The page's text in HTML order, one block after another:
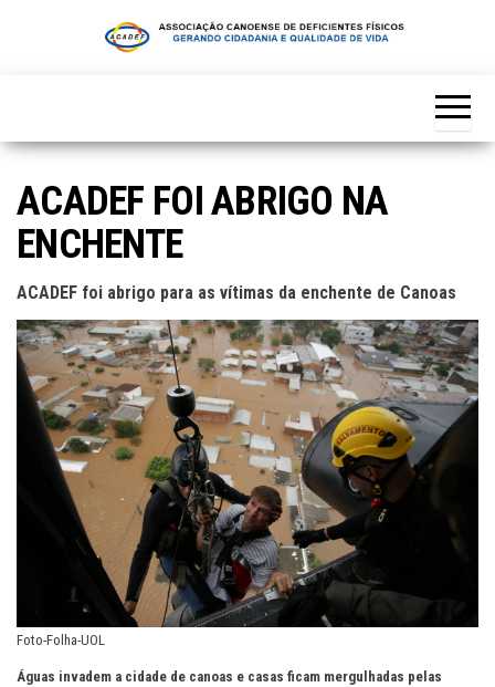
ACADEF FOI ABRIGO NA
ENCHENTE
ACADEF foi abrigo para as vítimas da enchente de Canoas
Foto-Folha-UOL
Águas invadem a cidade de canoas e casas ficam mergulhadas pelas